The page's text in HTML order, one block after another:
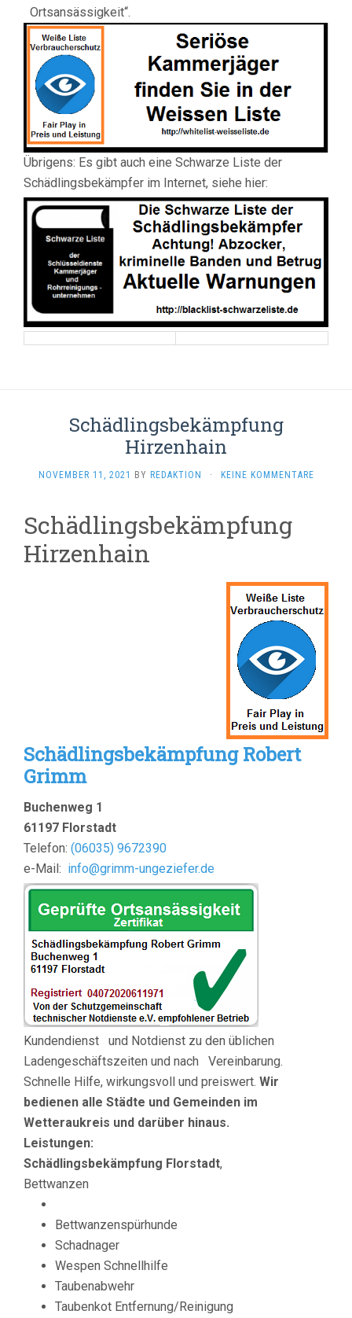
Ortsansässigkeit“.
Übrigens: Es gibt auch eine Schwarze Liste der
Schädlingsbekämpfer im Internet, siehe hier:
Schädlingsbekämpfung
Hirzenhain
NOVEMBER 11, 2021 BY REDAKTION · KEINE KOMMENTARE
Schädlingsbekämpfung
Hirzenhain
Schädlingsbekämpfung Robert
Grimm
Buchenweg 1
61197 Florstadt
Telefon: (06035) 9672390
e-Mail: info@grimm-ungeziefer.de
Kundendienst und Notdienst zu den üblichen
Ladengeschäftszeiten und nach Vereinbarung.
Schnelle Hilfe, wirkungsvoll und preiswert. Wir
bedienen alle Städte und Gemeinden im
Wetteraukreis und darüber hinaus.
Leistungen:
Schädlingsbekämpfung Florstadt,
Bettwanzen
Bettwanzenspürhunde
Schadnager
Wespen Schnellhilfe
Taubenabwehr
Taubenkot Entfernung/Reinigung